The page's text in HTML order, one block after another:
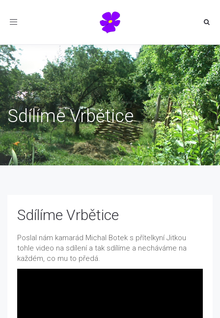
Toggle
Sdílíme Vrbětice
Sdílíme Vrbětice
Poslal nám kamarád Michal Botek s přítelkyní Jitkou
tohle video na sdílení a tak sdílíme a necháváme na
každém, co mu to předá.